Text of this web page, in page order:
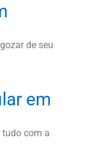
de seu
em
tudo com a